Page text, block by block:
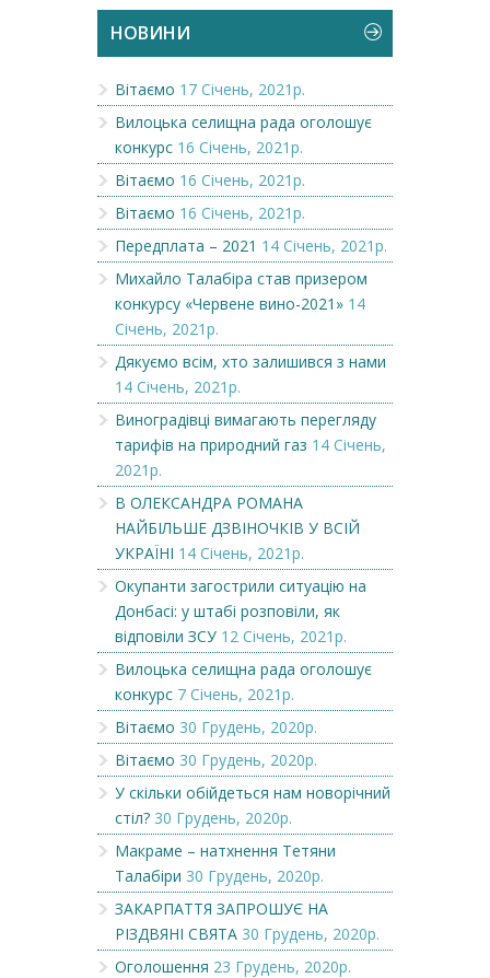
НОВИНИ
Вітаємо 17 Січень, 2021р.
Вилоцька селищна рада оголошує
конкурс 16 Січень, 2021р.
Вітаємо 16 Січень, 2021р.
Вітаємо 16 Січень, 2021р.
Передплата – 2021 14 Січень, 2021р.
Михайло Талабіра став призером
конкурсу «Червене вино-2021» 14
Січень, 2021р.
Дякуємо всім, хто залишився з нами
14 Січень, 2021р.
Виноградівці вимагають перегляду
тарифів на природний газ 14 Січень,
2021р.
В ОЛЕКСАНДРА РОМАНА
НАЙБІЛЬШЕ ДЗВІНОЧКІВ У ВСІЙ
УКРАЇНІ 14 Січень, 2021р.
Окупанти загострили ситуацію на
Донбасі: у штабі розповіли, як
відповіли ЗСУ 12 Січень, 2021р.
Вилоцька селищна рада оголошує
конкурс 7 Січень, 2021р.
Вітаємо 30 Грудень, 2020р.
Вітаємо 30 Грудень, 2020р.
У скільки обійдеться нам новорічний
стіл? 30 Грудень, 2020р.
Макраме – натхнення Тетяни
Талабіри 30 Грудень, 2020р.
ЗАКАРПАТТЯ ЗАПРОШУЄ НА
РІЗДВЯНІ СВЯТА 30 Грудень, 2020р.
Оголошення 23 Грудень, 2020р.